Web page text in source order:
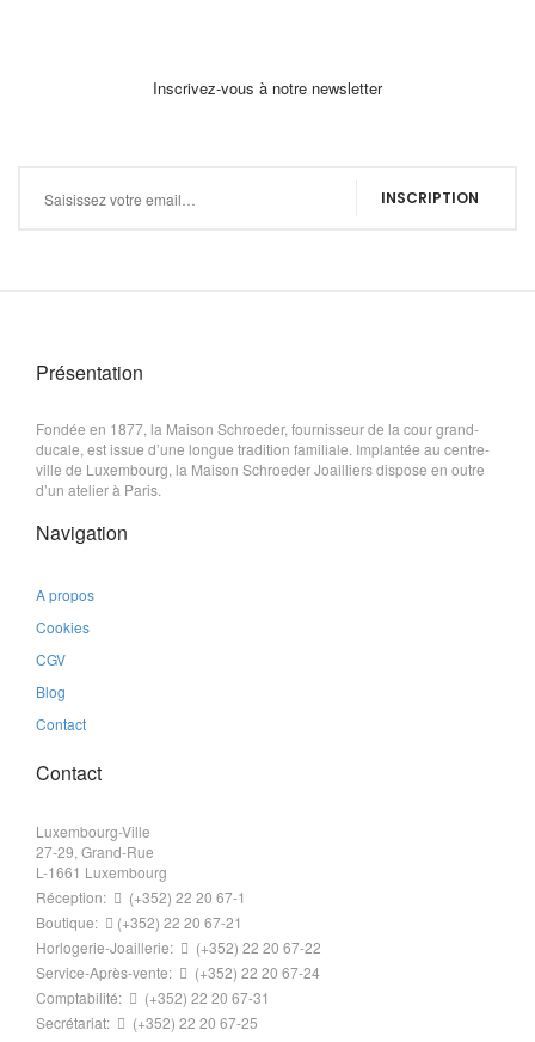
Inscrivez-vous à notre newsletter
INSCRIPTION
Présentation
Fondée en 1877, la Maison Schroeder, fournisseur de la cour grand-
ducale, est issue d’une longue tradition familiale. Implantée au centre-
ville de Luxembourg, la Maison Schroeder Joailliers dispose en outre
d’un atelier à Paris.
Navigation
A propos
Cookies
CGV
Blog
Contact
Contact
Luxembourg-Ville
27-29, Grand-Rue
L-1661 Luxembourg
Réception:
(+352) 22 20 67-1
Boutique:
(+352) 22 20 67-21
Horlogerie-Joaillerie:
(+352) 22 20 67-22
Service-Après-vente:
(+352) 22 20 67-24
Comptabilité:
(+352) 22 20 67-31
Secrétariat:
(+352) 22 20 67-25